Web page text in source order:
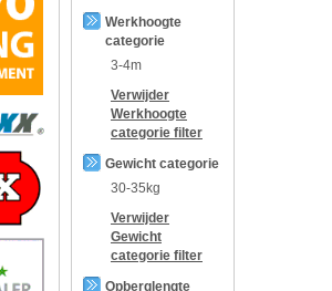
Werkhoogte
categorie
3-4m
Verwijder
Werkhoogte
categorie filter
Gewicht categorie
30-35kg
Verwijder
Gewicht
categorie filter
Opberglengte